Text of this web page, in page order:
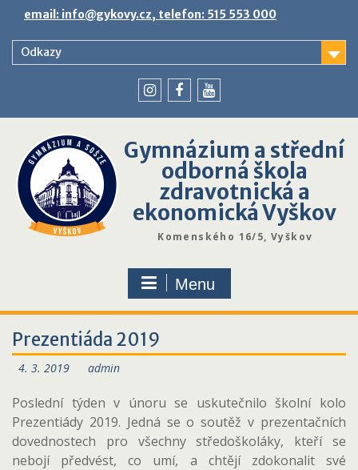
content
email: info@gykovy.cz, telefon: 515 553 000
Odkazy
Gymnázium a střední
odborná škola
zdravotnická a
ekonomická Vyškov
Komenského 16/5, Vyškov
Menu
Prezentiáda 2019
4. 3. 2019 admin
Poslední týden v únoru se uskutečnilo školní kolo
Prezentiády 2019. Jedná se o soutěž v prezentačních
dovednostech pro všechny středoškoláky, kteří se
nebojí předvést, co umí, a chtějí zdokonalit své